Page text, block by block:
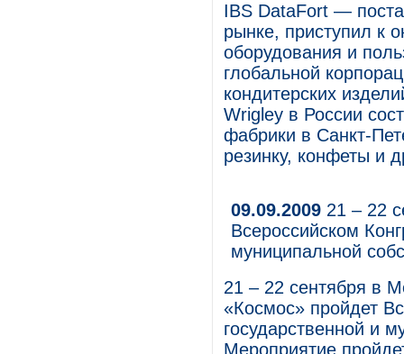
IBS DataFort —
рынке, приступил к
оборудования и
глобальной
кондитерских
Wrigley в России
фабрики в Санкт-
резинку, конфеты и
09.09.2009 21 – 22
Всероссийском
муниципальной
21 – 22 сентября в
«Космос» пройдет
государственной и
Мероприятие